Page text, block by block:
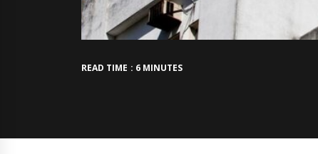
READ TIME : 6 MINUTES